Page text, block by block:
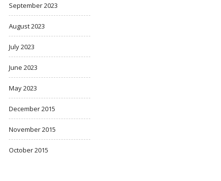
September 2023
August 2023
July 2023
June 2023
May 2023
December 2015
November 2015
October 2015